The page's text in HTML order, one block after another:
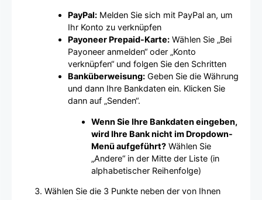
PayPal: Melden Sie sich mit PayPal an, um
Ihr Konto zu verknüpfen
Payoneer Prepaid-Karte: Wählen Sie „Bei
Payoneer anmelden“ oder „Konto
verknüpfen“ und folgen Sie den Schritten
Banküberweisung: Geben Sie die Währung
und dann Ihre Bankdaten ein. Klicken Sie
dann auf „Senden“.
Wenn Sie Ihre Bankdaten eingeben,
wird Ihre Bank nicht im Dropdown-
Menü aufgeführt? Wählen Sie
„Andere“ in der Mitte der Liste (in
alphabetischer Reihenfolge)
Wählen Sie die 3 Punkte neben der von Ihnen